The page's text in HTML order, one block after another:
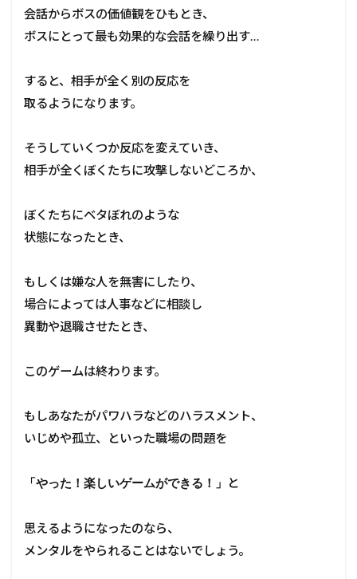
会話からボスの価値観をひもとき、
ボスにとって最も効果的な会話を繰り出す…
すると、相手が全く別の反応を
取るようになります。
そうしていくつか反応を変えていき、
相手が全くぼくたちに攻撃しないどころか、
ぼくたちにベタぼれのような
状態になったとき、
もしくは嫌な人を無害にしたり、
場合によっては人事などに相談し
異動や退職させたとき、
このゲームは終わります。
もしあなたがパワハラなどのハラスメント、
いじめや孤立、といった職場の問題を
「やった！楽しいゲームができる！」 と
思えるようになったのなら、
メンタルをやられることはないでしょう。